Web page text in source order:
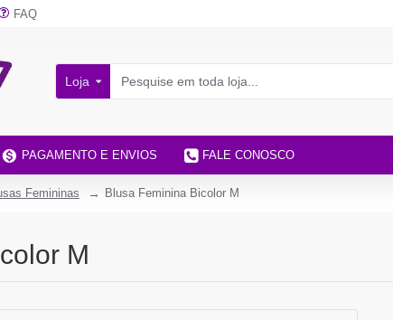
FAQ
Loja
PAGAMENTO E ENVIOS FALE CONOSCO
Femininas Blusa Feminina Bicolor M
M